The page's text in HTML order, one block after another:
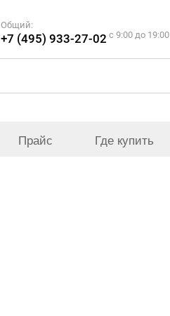
Общий:
+7 (495) 933-27-02 c 9:00 до 19:00
Прайс Где купить